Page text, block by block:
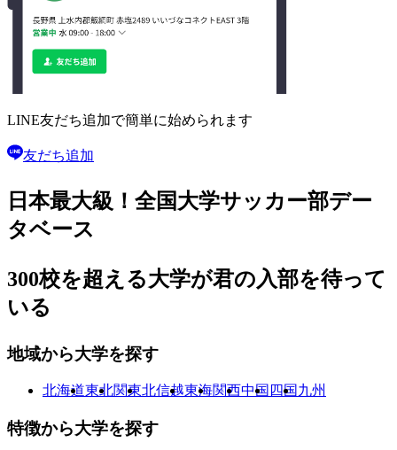
LINE友だち追加で簡単に始められます
友だち追加
日本最大級！ 全国大学サッカー部デー
タベース
300校を超える大学が君の入部を待って
いる
地域から大学を探す
北海道東北関東北信越東海関西中国 四国 九州
特徴から大学を探す